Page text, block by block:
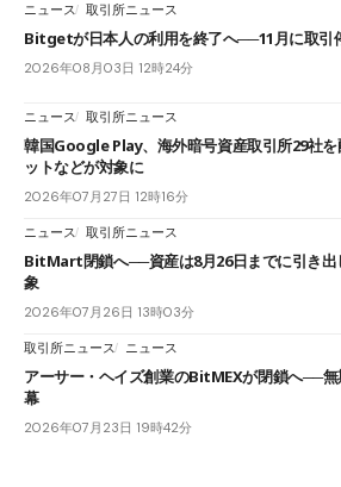
ニュース 取引所ニュース
Bitgetが日本人の利用を終了へ──11月に取引
2026年08月03日 12時24分
ニュース 取引所ニュース
韓国Google Play、海外暗号資産取引所29社
ットなどが対象に
2026年07月27日 12時16分
ニュース 取引所ニュース
BitMart閉鎖へ──資産は8月26日までに引き出
象
2026年07月26日 13時03分
取引所ニュース ニュース
アーサー・ヘイズ創業のBitMEXが閉鎖へ──無
幕
2026年07月23日 19時42分